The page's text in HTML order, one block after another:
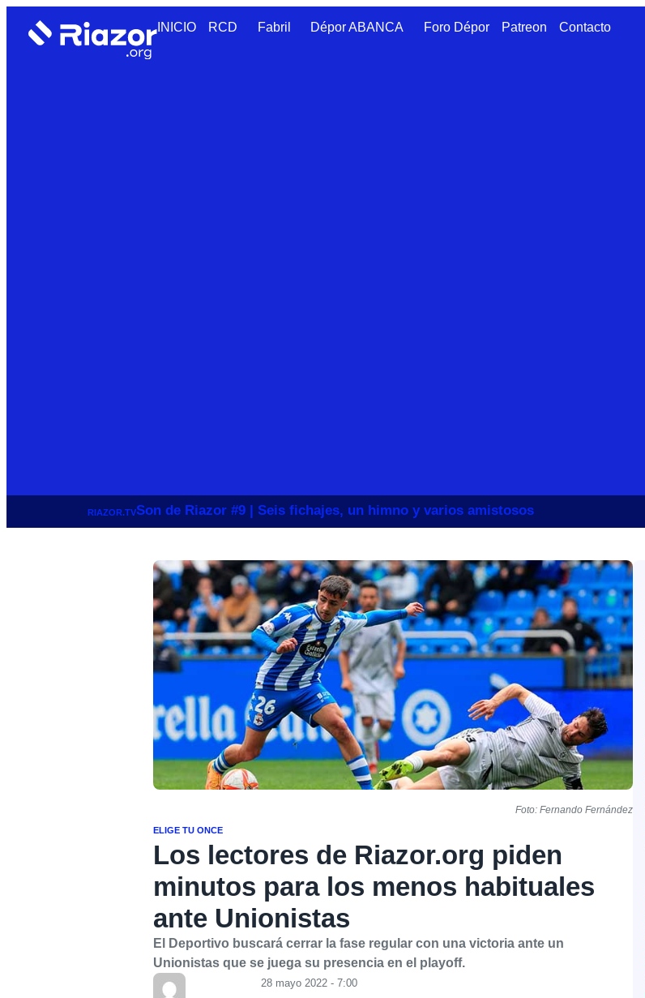
INICIO RCD Fabril Dépor ABANCA Foro Dépor Patreon Contacto
RIAZOR.TVSon de Riazor #9 | Seis fichajes, un himno y varios amistosos
Foto: Fernando Fernández
ELIGE TU ONCE
Los lectores de Riazor.org piden
minutos para los menos habituales
ante Unionistas
El Deportivo buscará cerrar la fase regular con una victoria ante un
Unionistas que se juega su presencia en el playoff.
28 mayo 2022 - 7:00